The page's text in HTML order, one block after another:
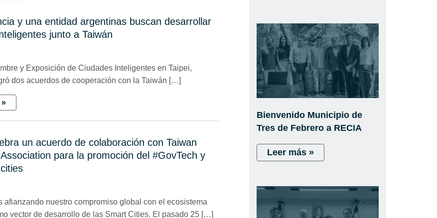
y una entidad argentinas buscan desarrollar
junto a Taiwán
y Exposición de Ciudades Inteligentes en Taipei,
dos acuerdos de cooperación con la Taiwán […]
»
un acuerdo de colaboración con Taiwan
para la promoción del #GovTech y
afianzando nuestro compromiso global con el ecosistema
vector de desarrollo de las Smart Cities. El pasado 25 […]
Bienvenido Municipio de
Tres de Febrero a RECIA
Leer más »